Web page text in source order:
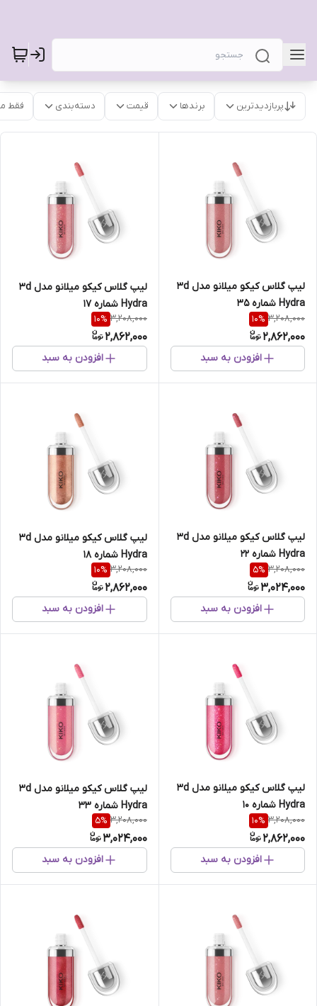
پربازدیدترین برندها قیمت دسته‌بندی فقط
لیپ گلاس کیکو میلانو مدل 3d
Hydra شماره 35
3,208,000
10%
2,862,000
افزودن به سبد
لیپ گلاس کیکو میلانو مدل 3d
Hydra شماره 17
3,208,000
10%
2,862,000
افزودن به سبد
لیپ گلاس کیکو میلانو مدل 3d
Hydra شماره 22
3,208,000
5%
3,024,000
افزودن به سبد
لیپ گلاس کیکو میلانو مدل 3d
Hydra شماره 18
3,208,000
10%
2,862,000
افزودن به سبد
لیپ گلاس کیکو میلانو مدل 3d
Hydra شماره 10
3,208,000
10%
2,862,000
افزودن به سبد
لیپ گلاس کیکو میلانو مدل 3d
Hydra شماره 33
3,208,000
5%
3,024,000
افزودن به سبد